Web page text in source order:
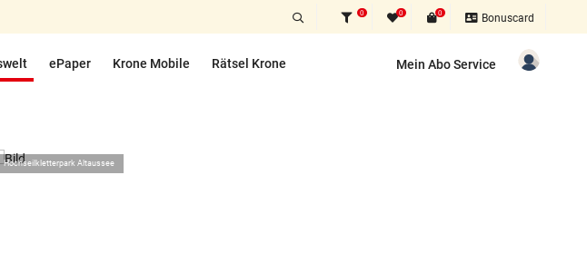
0 0 0 Bonuscard
ePaper Krone Mobile Rätsel Krone Mein Abo Service
Hochseilkletterpark Altaussee